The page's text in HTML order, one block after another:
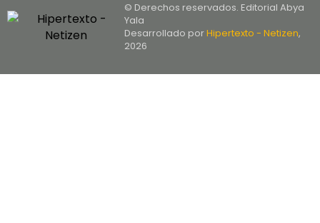
© Derechos reservados. Editorial Abya
Yala
Desarrollado porHipertexto - Netizen,
2026